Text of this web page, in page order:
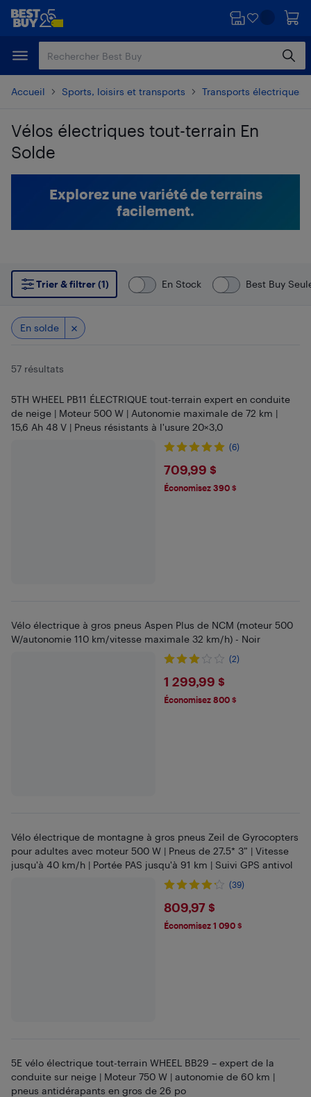
Passer
principal
Passer
Accueil Sports, loisirs et transports Transports électriques
Vélos électriques tout-terrain En
Solde
Explorez une variété de terrains
facilement.
Trier & filtrer (1) En Stock Best Buy
En solde
57 résultats
5TH WHEEL PB11 ÉLECTRIQUE tout-terrain expert en conduite
de neige | Moteur 500 W | Autonomie maximale de 72 km |
15,6 Ah 48 V | Pneus résistants à l'usure 20×3,0
(6)
$709.99
709,99 $
Économisez 390 $
Vélo électrique à gros pneus Aspen Plus de NCM (moteur 500
W/autonomie 110 km/vitesse maximale 32 km/h) - Noir
(2)
$1299.99
1 299,99 $
Économisez 800 $
Vélo électrique de montagne à gros pneus Zeil de Gyrocopters
pour adultes avec moteur 500 W | Pneus de 27.5* 3” | Vitesse
jusqu'à 40 km/h | Portée PAS jusqu'à 91 km | Suivi GPS antivol
(39)
$809.97
809,97 $
Économisez 1 090 $
5E vélo électrique tout-terrain WHEEL BB29 – expert de la
conduite sur neige | Moteur 750 W | autonomie de 60 km |
pneus antidérapants en gros de 26 po